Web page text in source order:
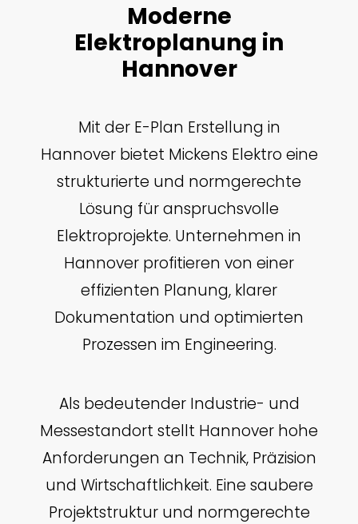
Moderne
Elektroplanung in
Hannover
Mit der E-Plan Erstellung in
Hannover bietet Mickens Elektro eine
strukturierte und normgerechte
Lösung für anspruchsvolle
Elektroprojekte. Unternehmen in
Hannover profitieren von einer
effizienten Planung, klarer
Dokumentation und optimierten
Prozessen im Engineering.
Als bedeutender Industrie- und
Messestandort stellt Hannover hohe
Anforderungen an Technik, Präzision
und Wirtschaftlichkeit. Eine saubere
Projektstruktur und normgerechte